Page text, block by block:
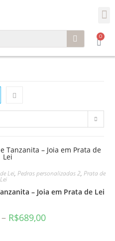
0
Lei, Pedras personalizadas 2, Prata de
Lei
– Joia em Prata de Lei
R$689,00